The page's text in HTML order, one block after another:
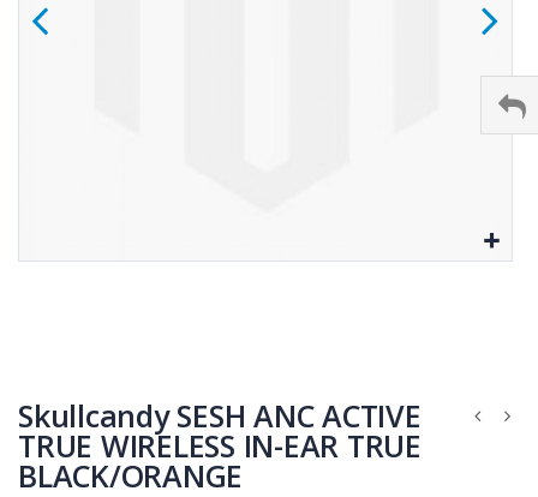
Skullcandy SESH ANC ACTIVE
TRUE WIRELESS IN-EAR TRUE
BLACK/ORANGE